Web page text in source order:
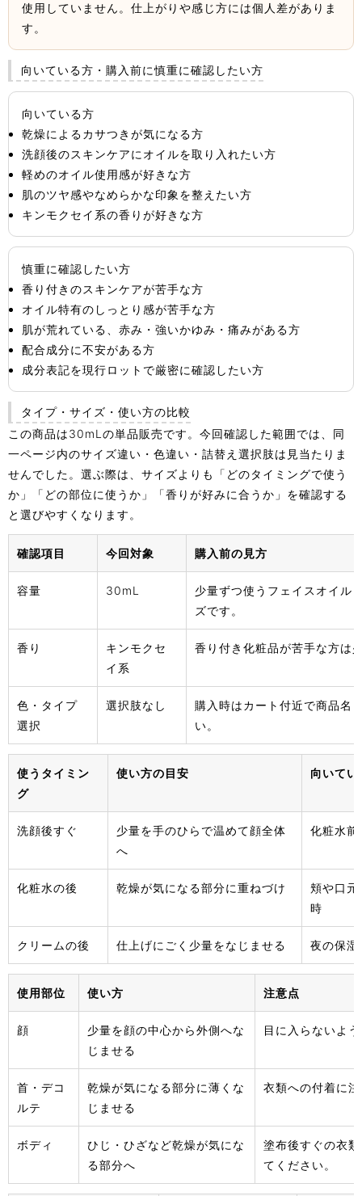
使用していません。仕上がりや感じ方には個人差がありま
す。
向いている方・購入前に慎重に確認したい方
向いている方
乾燥によるカサつきが気になる方
洗顔後のスキンケアにオイルを取り入れたい方
軽めのオイル使用感が好きな方
肌のツヤ感やなめらかな印象を整えたい方
キンモクセイ系の香りが好きな方
慎重に確認したい方
香り付きのスキンケアが苦手な方
オイル特有のしっとり感が苦手な方
肌が荒れている、赤み・強いかゆみ・痛みがある方
配合成分に不安がある方
成分表記を現行ロットで厳密に確認したい方
タイプ・サイズ・使い方の比較
この商品は30mLの単品販売です。今回確認した範囲では、同
一ページ内のサイズ違い・色違い・詰替え選択肢は見当たりま
せんでした。選ぶ際は、サイズよりも「どのタイミングで使う
か」「どの部位に使うか」「香りが好みに合うか」を確認する
と選びやすくなります。
確認項目 今回対象 購入前の見方
容量 30mL
少量ずつ使うフェイスオイル
ズです。
香り
キンモクセ
イ系
香り付き化粧品が苦手な方は
色・タイプ
選択
選択肢なし
購入時はカート付近で商品名
い。
使うタイミン
グ
使い方の目安 向いて
洗顔後すぐ
少量を手のひらで温めて顔全体
へ
化粧水前
化粧水の後 乾燥が気になる部分に重ねづけ
頬や口元
時
クリームの後 仕上げにごく少量をなじませる 夜の保湿
使用部位 使い方 注意点
顔
少量を顔の中心から外側へな
じませる
目に入らないよ
首・デコ
ルテ
乾燥が気になる部分に薄くな
じませる
衣類への付着に
ボディ
ひじ・ひざなど乾燥が気にな
る部分へ
塗布後すぐの衣
てください。